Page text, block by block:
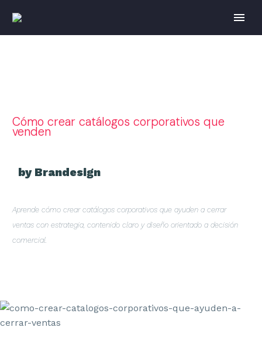
Cómo crear catálogos corporativos que
venden
by Brandesign
Aprende cómo crear catálogos corporativos que ayuden a cerrar
ventas con estrategia, contenido claro y diseño orientado a decisión
comercial.